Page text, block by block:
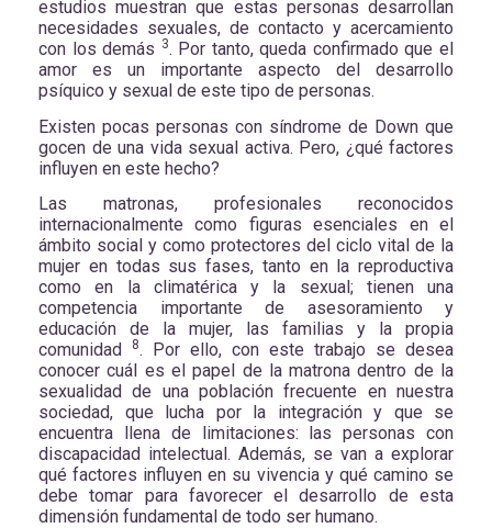
estudios muestran que estas personas desarrollan
necesidades sexuales, de contacto y acercamiento
con los demás 3. Por tanto, queda confirmado que el
amor es un importante aspecto del desarrollo
psíquico y sexual de este tipo de personas.
Existen pocas personas con síndrome de Down que
gocen de una vida sexual activa. Pero, ¿qué factores
influyen en este hecho?
Las matronas, profesionales reconocidos
internacionalmente como figuras esenciales en el
ámbito social y como protectores del ciclo vital de la
mujer en todas sus fases, tanto en la reproductiva
como en la climatérica y la sexual; tienen una
competencia importante de asesoramiento y
educación de la mujer, las familias y la propia
comunidad
8. Por ello, con este trabajo se desea
conocer cuál es el papel de la matrona dentro de la
sexualidad de una población frecuente en nuestra
sociedad, que lucha por la integración y que se
encuentra llena de limitaciones: las personas con
discapacidad intelectual. Además, se van a explorar
qué factores influyen en su vivencia y qué camino se
debe tomar para favorecer el desarrollo de esta
dimensión fundamental de todo ser humano.